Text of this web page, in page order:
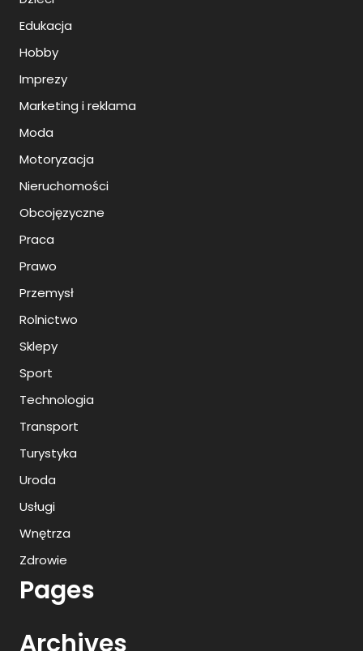
Edukacja
Hobby
Imprezy
Marketing i reklama
Moda
Motoryzacja
Nieruchomości
Obcojęzyczne
Praca
Prawo
Przemysł
Rolnictwo
Sklepy
Sport
Technologia
Transport
Turystyka
Uroda
Usługi
Wnętrza
Zdrowie
Pages
Archives